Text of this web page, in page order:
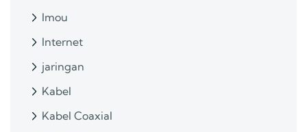
Imou
Internet
jaringan
Kabel
Kabel Coaxial